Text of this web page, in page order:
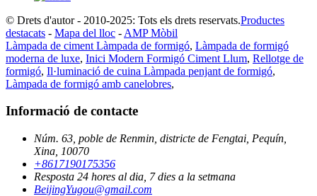
© Drets d'autor - 2010-2025: Tots els drets reservats.Productes
destacats - Mapa del lloc - AMP Mòbil
Làmpada de ciment Làmpada de formigó, Làmpada de formigó
moderna de luxe, Inici Modern Formigó Ciment Llum, Rellotge de
formigó, Il·luminació de cuina Làmpada penjant de formigó,
Làmpada de formigó amb canelobres,
Informació de contacte
Núm. 63, poble de Renmin, districte de Fengtai, Pequín,
Xina, 10070
+8617190175356
Resposta 24 hores al dia, 7 dies a la setmana
BeijingYugou@gmail.com